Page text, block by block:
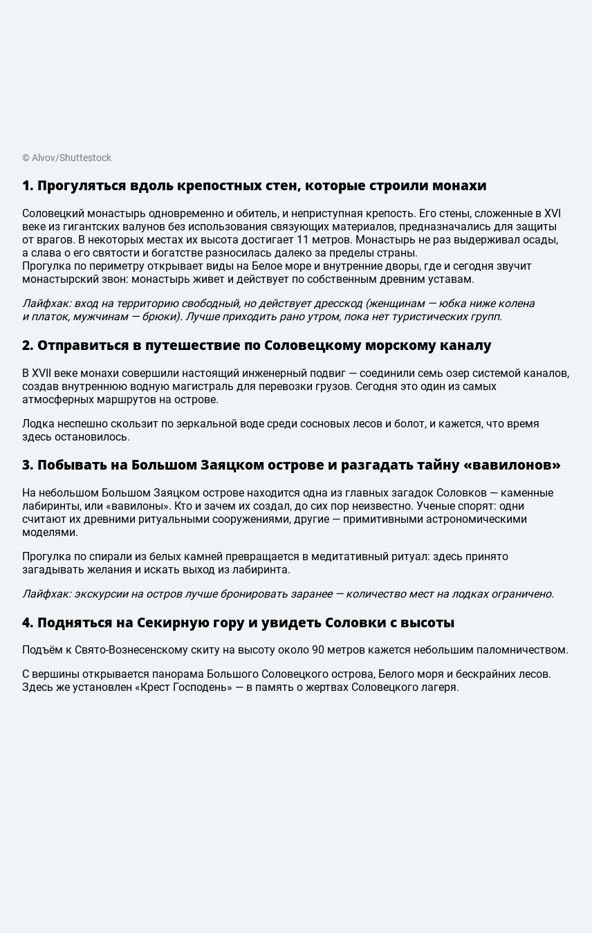
© Alvov/Shuttestock
1. Прогуляться вдоль крепостных стен, которые строили монахи
Соловецкий монастырь одновременно и обитель, и неприступная крепость. Его стены, сложенные в XVI
веке из гигантских валунов без использования связующих материалов, предназначались для защиты
от врагов. В некоторых местах их высота достигает 11 метров. Монастырь не раз выдерживал осады,
а слава о его святости и богатстве разносилась далеко за пределы страны.
Прогулка по периметру открывает виды на Белое море и внутренние дворы, где и сегодня звучит
монастырский звон: монастырь живет и действует по собственным древним уставам.
Лайфхак: вход на территорию свободный, но действует дресскод (женщинам — юбка ниже колена
и платок, мужчинам — брюки). Лучше приходить рано утром, пока нет туристических групп.
2. Отправиться в путешествие по Соловецкому морскому каналу
В XVII веке монахи совершили настоящий инженерный подвиг — соединили семь озер системой каналов,
создав внутреннюю водную магистраль для перевозки грузов. Сегодня это один из самых
атмосферных маршрутов на острове.
Лодка неспешно скользит по зеркальной воде среди сосновых лесов и болот, и кажется, что время
здесь остановилось.
3. Побывать на Большом Заяцком острове и разгадать тайну «вавилонов»
На небольшом Большом Заяцком острове находится одна из главных загадок Соловков — каменные
лабиринты, или «вавилоны». Кто и зачем их создал, до сих пор неизвестно. Ученые спорят: одни
считают их древними ритуальными сооружениями, другие — примитивными астрономическими
моделями.
Прогулка по спирали из белых камней превращается в медитативный ритуал: здесь принято
загадывать желания и искать выход из лабиринта.
Лайфхак: экскурсии на остров лучше бронировать заранее — количество мест на лодках ограничено.
4. Подняться на Секирную гору и увидеть Соловки с высоты
Подъём к Свято-Вознесенскому скиту на высоту около 90 метров кажется небольшим паломничеством.
С вершины открывается панорама Большого Соловецкого острова, Белого моря и бескрайних лесов.
Здесь же установлен «Крест Господень» — в память о жертвах Соловецкого лагеря.